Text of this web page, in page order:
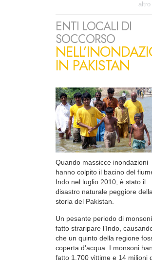
altro
ENTI LOCALI DI
SOCCORSO
IN PAKISTAN
Quando massicce inondazioni
hanno colpito il bacino del
Indo nel luglio 2010, è stato il
disastro naturale peggiore
storia del Pakistan.
Un pesante periodo di
fatto straripare l’Indo,
che un quinto della regione
coperta d’acqua. I monsoni
fatto 1.700 vittime e 14 milioni